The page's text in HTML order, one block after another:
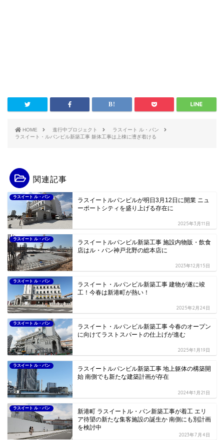
HOME 進行中プロジェクト
ラスイート ル・パン
ラスイート・ルパンビル新築工事 躯体工事は上棟に漕ぎ着ける
関連記事
ラスイート ル・パン
ラスイートルパンビルが明日3月12日に開業 ニュ
ーポートシティを盛り上げる存在に
2025年3月11日
ラスイート ル・パン
ラスイートルパンビル新築工事 施設内物販・飲食
店はル・パン神戸北野の総本店に
2023年12月15日
ラスイート ル・パン
ラスイート・ルパンビル新築工事 建物が遂に竣
工！今春は新港町が熱い！
2025年2月24日
ラスイート ル・パン
ラスイート・ルパンビル新築工事 今春のオープン
に向けてラストスパートの仕上げが進む
2025年1月19日
ラスイート ル・パン
ラスイートルパンビル新築工事 地上躯体の構築開
始 南側でも新たな建築計画が存在
2024年1月21日
ラスイート ル・パン
新港町 ラスイートル・パン新築工事が着工 エリ
ア待望の新たな集客施設の誕生か 南側にも別計画
を検討中
2023年7月4日